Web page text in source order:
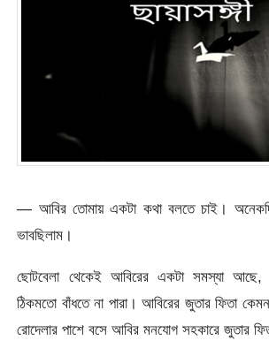
— আবির তোমায় একটা কথা বলতে চাই।
ভাবছিলাম।
ছোটবেলা থেকেই আবিরের একটা সমস্যা আছে,
ঠিকমতো বাঁধতে না পারা। আবিরের জুতার ফিতা
রোদেলার পাশে বসে আবির মনযোগ সহকারে জুতার ফিতা